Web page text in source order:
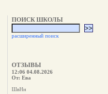
ПОИСК ШКОЛЫ
расширенный поиск
ОТЗЫВЫ
12:06 04.08.2026
От: Ева
ШвНн